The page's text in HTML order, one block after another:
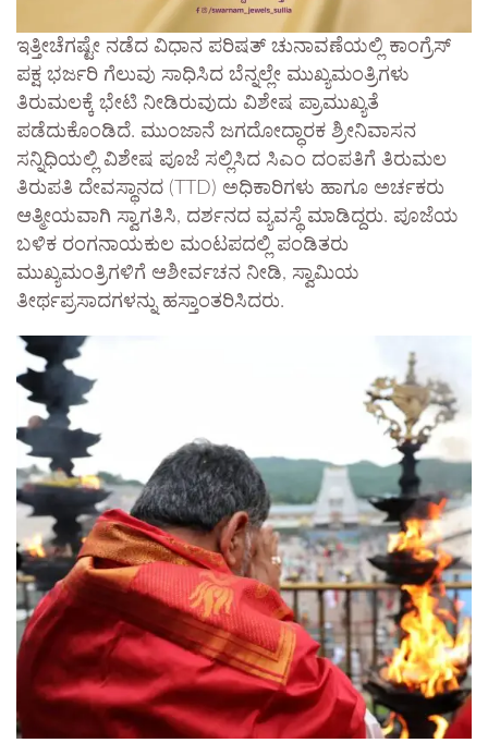
ಇತ್ತೀಚೆಗಷ್ಟೇ ನಡೆದ ವಿಧಾನ ಪರಿಷತ್ ಚುನಾವಣೆಯಲ್ಲಿ ಕಾಂಗ್ರೆಸ್
ಪಕ್ಷ ಭರ್ಜರಿ ಗೆಲುವು ಸಾಧಿಸಿದ ಬೆನ್ನಲ್ಲೇ ಮುಖ್ಯಮಂತ್ರಿಗಳು
ತಿರುಮಲಕ್ಕೆ ಭೇಟಿ ನೀಡಿರುವುದು ವಿಶೇಷ ಪ್ರಾಮುಖ್ಯತೆ
ಪಡೆದುಕೊಂಡಿದೆ. ಮುಂಜಾನೆ ಜಗದೋದ್ಧಾರಕ ಶ್ರೀನಿವಾಸನ
ಸನ್ನಿಧಿಯಲ್ಲಿ ವಿಶೇಷ ಪೂಜೆ ಸಲ್ಲಿಸಿದ ಸಿಎಂ ದಂಪತಿಗೆ ತಿರುಮಲ
ತಿರುಪತಿ ದೇವಸ್ಥಾನದ (TTD) ಅಧಿಕಾರಿಗಳು ಹಾಗೂ ಅರ್ಚಕರು
ಆತ್ಮೀಯವಾಗಿ ಸ್ವಾಗತಿಸಿ, ದರ್ಶನದ ವ್ಯವಸ್ಥೆ ಮಾಡಿದ್ದರು. ಪೂಜೆಯ
ಬಳಿಕ ರಂಗನಾಯಕುಲ ಮಂಟಪದಲ್ಲಿ ಪಂಡಿತರು
ಮುಖ್ಯಮಂತ್ರಿಗಳಿಗೆ ಆಶೀರ್ವಚನ ನೀಡಿ, ಸ್ವಾಮಿಯ
ತೀರ್ಥಪ್ರಸಾದಗಳನ್ನು ಹಸ್ತಾಂತರಿಸಿದರು.